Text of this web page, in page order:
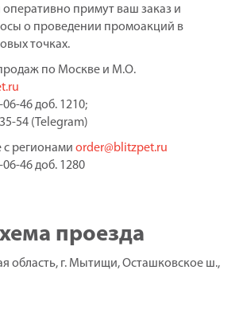
оперативно примут ваш заказ и
о проведении промоакций в
точках.
по Москве и М.О.
46 доб. 1210;
54 (Telegram)
с регионами order@blitzpet.ru
46 доб. 1280
Схема проезда
область, г. Мытищи, Осташковское ш.,